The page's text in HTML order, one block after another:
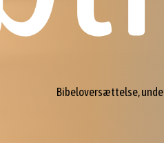
Bibeloversættelse,